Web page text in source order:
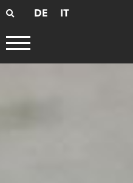
DE IT